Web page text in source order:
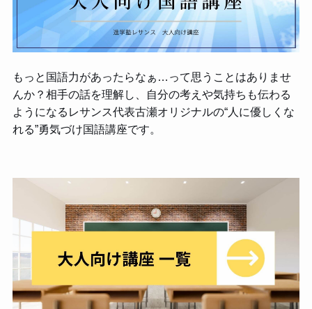
もっと国語力があったらなぁ…って思うことはありませ
んか？相手の話を理解し、自分の考えや気持ちも伝わる
ようになるレサンス代表古瀬オリジナルの“人に優しくな
れる”勇気づけ国語講座です。